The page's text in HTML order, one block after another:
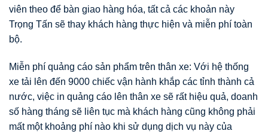
viên theo để bàn giao hàng hóa, tất cả các khoản này
Trọng Tấn sẽ thay khách hàng thực hiện và miễn phí toàn
bộ.
Miễn phí quảng cáo sản phẩm trên thân xe: Với hệ thống
xe tải lên đến 9000 chiếc vận hành khắp các tỉnh thành cả
nước, việc in quảng cáo lên thân xe sẽ rất hiệu quả, doanh
số hàng tháng sẽ liên tục mà khách hàng cũng không phải
mất một khoảng phí nào khi sử dụng dịch vụ này của